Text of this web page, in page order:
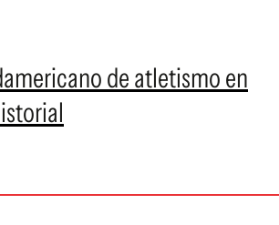
de atletismo en